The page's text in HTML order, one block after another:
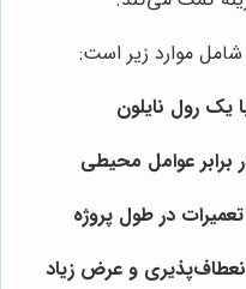
موارد زیر است:
رول نایلون
عوامل محیطی
در طول پروژه
و عرض زیاد